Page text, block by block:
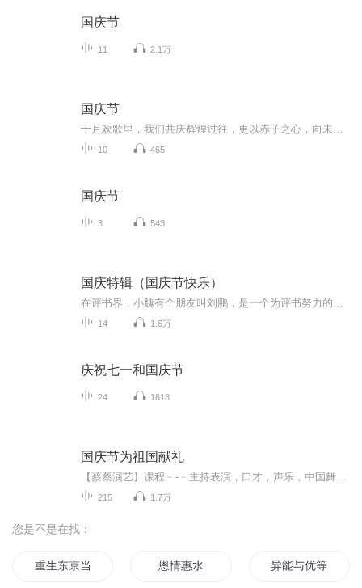
国庆节
11 2.1万
国庆节
10 465
国庆节
3 543
国庆特辑（国庆节快乐）
14 1.6万
庆祝七一和国庆节
24 1818
国庆节为祖国献礼
215 1.7万
您是不是在找：
重生东京当声优 恩情惠水 异能与优等生